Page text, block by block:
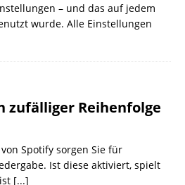
– und das auf jedem
wurde. Alle Einstellungen
zufälliger Reihenfolge
Spotify sorgen Sie für
Ist diese aktiviert, spielt
[...]